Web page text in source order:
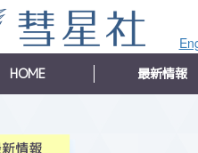
HOME 最新情報